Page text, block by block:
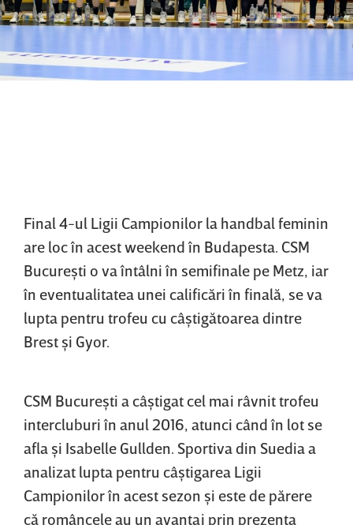
Final 4-ul Ligii Campionilor la handbal feminin
are loc în acest weekend în Budapesta. CSM
Bucureşti o va întâlni în semifinale pe Metz, iar
în eventualitatea unei calificări în finală, se va
lupta pentru trofeu cu câştigătoarea dintre
Brest şi Gyor.
CSM Bucureşti a câştigat cel mai râvnit trofeu
intercluburi în anul 2016, atunci când în lot se
afla şi Isabelle Gullden. Sportiva din Suedia a
analizat lupta pentru câştigarea Ligii
Campionilor în acest sezon şi este de părere
că româncele au un avantaj prin prezenta